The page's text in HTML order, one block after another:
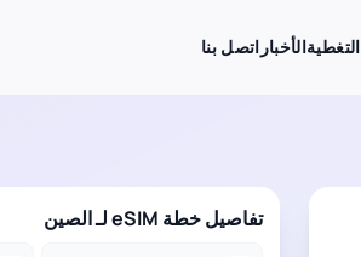
التغطيةالأخبار اتصل بنا
تفاصيل خطة eSIM لـ الصين